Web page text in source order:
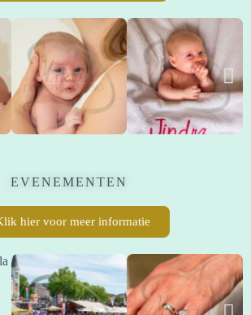
EVENEMENTEN
hier voor meer informatie